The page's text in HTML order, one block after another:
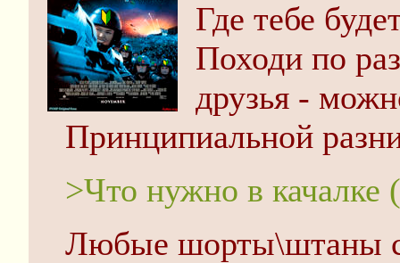
Где тебе
Походи по
друзья -
Принципиальной
>Что нужно в качалке
Любые шорты\штаны